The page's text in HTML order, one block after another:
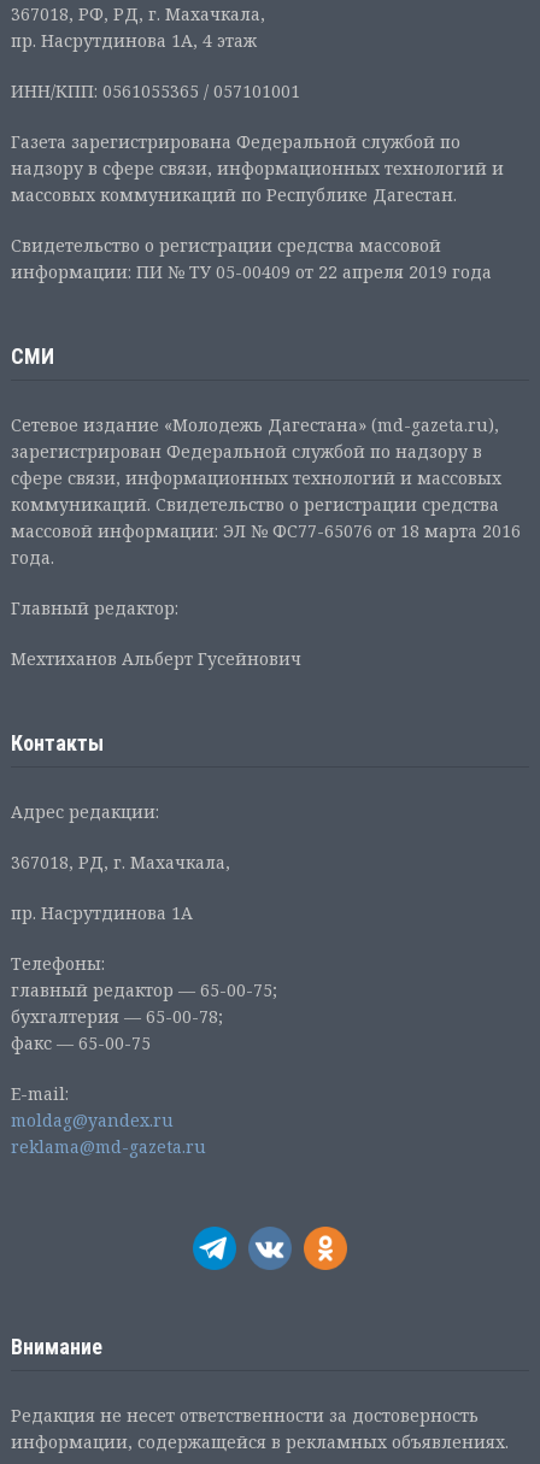
367018, РФ, РД, г. Махачкала,
пр. Насрутдинова 1А, 4 этаж
ИНН/КПП: 0561055365 / 057101001
Газета зарегистрирована Федеральной службой по
надзору в сфере связи, информационных технологий и
массовых коммуникаций по Республике Дагестан.
Свидетельство о регистрации средства массовой
информации: ПИ № ТУ 05-00409 от 22 апреля 2019 года
СМИ
Сетевое издание «Молодежь Дагестана» (md-gazeta.ru),
зарегистрирован Федеральной службой по надзору в
сфере связи, информационных технологий и массовых
коммуникаций. Свидетельство о регистрации средства
массовой информации: ЭЛ № ФС77-65076 от 18 марта 2016
года.
Главный редактор:
Мехтиханов Альберт Гусейнович
Контакты
Адрес редакции:
367018, РД, г. Махачкала,
пр. Насрутдинова 1А
Телефоны:
главный редактор — 65-00-75;
бухгалтерия — 65-00-78;
факс — 65-00-75
E-mail:
moldag@yandex.ru
reklama@md-gazeta.ru
Внимание
Редакция не несет ответственности за достоверность
информации, содержащейся в рекламных объявлениях.